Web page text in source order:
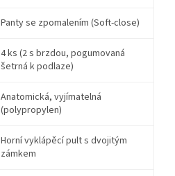
Panty se zpomalením (Soft-close)
4 ks (2 s brzdou, pogumovaná
šetrná k podlaze)
Anatomická, vyjímatelná
(polypropylen)
Horní vyklápěcí pult s dvojitým
zámkem